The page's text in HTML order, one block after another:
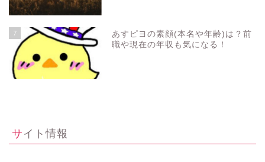
7
あすピヨの素顔(本名や年齢)は？前
職や現在の年収も気になる！
サイト情報